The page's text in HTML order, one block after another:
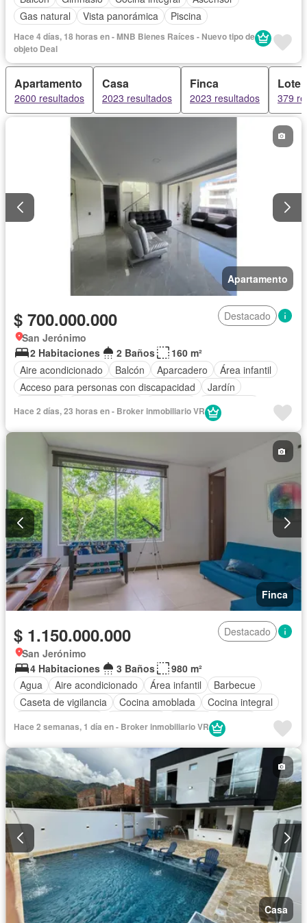
Gas natural
Vista panorámica Piscina
Hace 4 días, 18 horas en - MNB Bienes Raíces - Nuevo tipo de
objeto Deal
Apartamento
2600 resultados
Casa
2023 resultados
Finca
2023 resultados
Lote
379
Apartamento
$ 700.000.000
Destacado
San Jerónimo
2 Habitaciones
2 Baños
160 m²
Aire acondicionado
Balcón Aparcadero
Área infantil
Acceso para personas con discapacidad
Jardín
Gas natural
Cuarto de servicio
Piscina
Hace 2 días, 23 horas en - Broker inmobiliario VR
Finca
$ 1.150.000.000
Destacado
San Jerónimo
4 Habitaciones
3 Baños
980 m²
Agua
Aire acondicionado Área infantil
Barbecue
Caseta de vigilancia
Cocina amoblada
Cocina integral
Jacuzzi
Seguridad privada
Tanque de agua
Hace 2 semanas, 1 día en - Broker inmobiliario VR
Casa